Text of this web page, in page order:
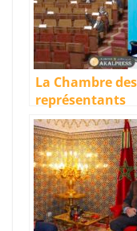
La Chambre des
représentants
approuve le
de loi sur la
qui exclut la
langue